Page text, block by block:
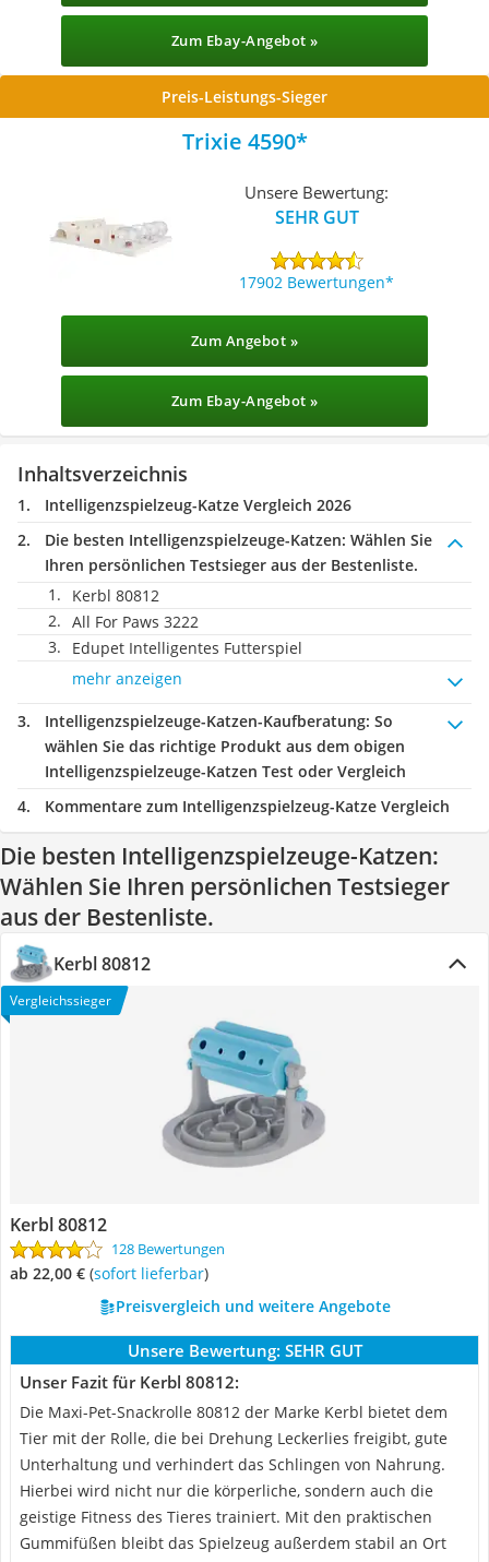
Zum Ebay-Angebot »
Preis-Leistungs-Sieger
Trixie 4590
Unsere Bewertung:
SEHR GUT
17902 Bewertungen
Zum Angebot »
Zum Ebay-Angebot »
Inhaltsverzeichnis
Intelligenzspielzeug-Katze Vergleich 2026
Die besten Intelligenzspielzeuge-Katzen: Wählen Sie
Ihren persönlichen Testsieger aus der Bestenliste.
Kerbl 80812
All For Paws ‎3222
Edupet Intelligentes Futterspiel
mehr anzeigen
Intelligenzspielzeuge-Katzen-Kaufberatung: So
wählen Sie das richtige Produkt aus dem obigen
Intelligenzspielzeuge-Katzen Test oder Vergleich
Kommentare zum Intelligenzspielzeug-Katze Vergleich
Die besten Intelligenzspielzeuge-Katzen:
Wählen Sie Ihren persönlichen Testsieger
aus der Bestenliste.
Kerbl 80812
Vergleichssieger
Kerbl 80812
128 Bewertungen
ab 22,00 € ( Sofort lieferbar)
Preisvergleich und weitere Angebote
Unsere Bewertung: SEHR GUT
Unser Fazit für Kerbl 80812:
Die Maxi-Pet-Snackrolle 80812 der Marke Kerbl bietet dem
Tier mit der Rolle, die bei Drehung Leckerlies freigibt, gute
Unterhaltung und verhindert das Schlingen von Nahrung.
Hierbei wird nicht nur die körperliche, sondern auch die
geistige Fitness des Tieres trainiert. Mit den praktischen
Gummifüßen bleibt das Spielzeug außerdem stabil an Ort